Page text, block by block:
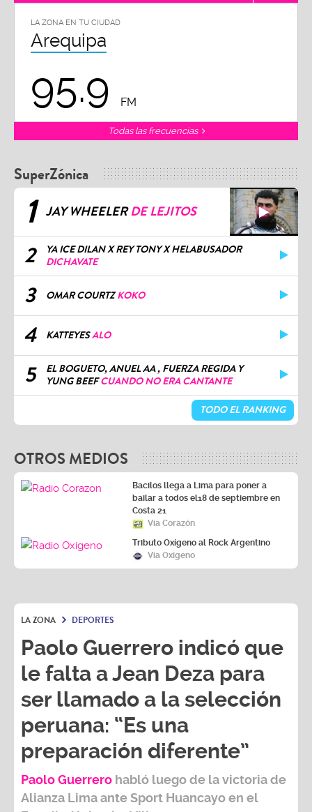
LA ZONA EN TU CIUDAD
Arequipa
95.9 FM
Todas las frecuencias
SuperZónica
1 JAY WHEELERDE LEJITOS
2
YA ICE DILAN X REY TONY X HELABUSADOR
DICHAVATE
3 OMAR COURTZKOKO
4 KATTEYESALO
5
EL BOGUETO, ANUEL AA , FUERZA REGIDA Y
YUNG BEEFCUANDO NO ERA CANTANTE
TODO EL RANKING
OTROS MEDIOS
Bacilos llega a Lima para poner a
bailar a todos el18 de septiembre en
Costa 21
Vía Corazón
Tributo Oxígeno al Rock Argentino
Vía Oxígeno
LA ZONA DEPORTES
Paolo Guerrero indicó que
le falta a Jean Deza para
ser llamado a la selección
peruana: “Es una
preparación diferente”
Paolo Guerrero habló luego de la victoria de
Alianza Lima ante Sport Huancayo en el